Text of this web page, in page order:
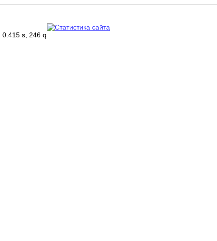
0.415 s, 246 q